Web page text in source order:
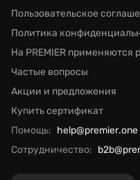
Пользовательское
Политика
На PREMIER применяются
Частые вопросы
Акции и предложения
Купить сертификат
Помощь: help@premier.one
Сотрудничество: